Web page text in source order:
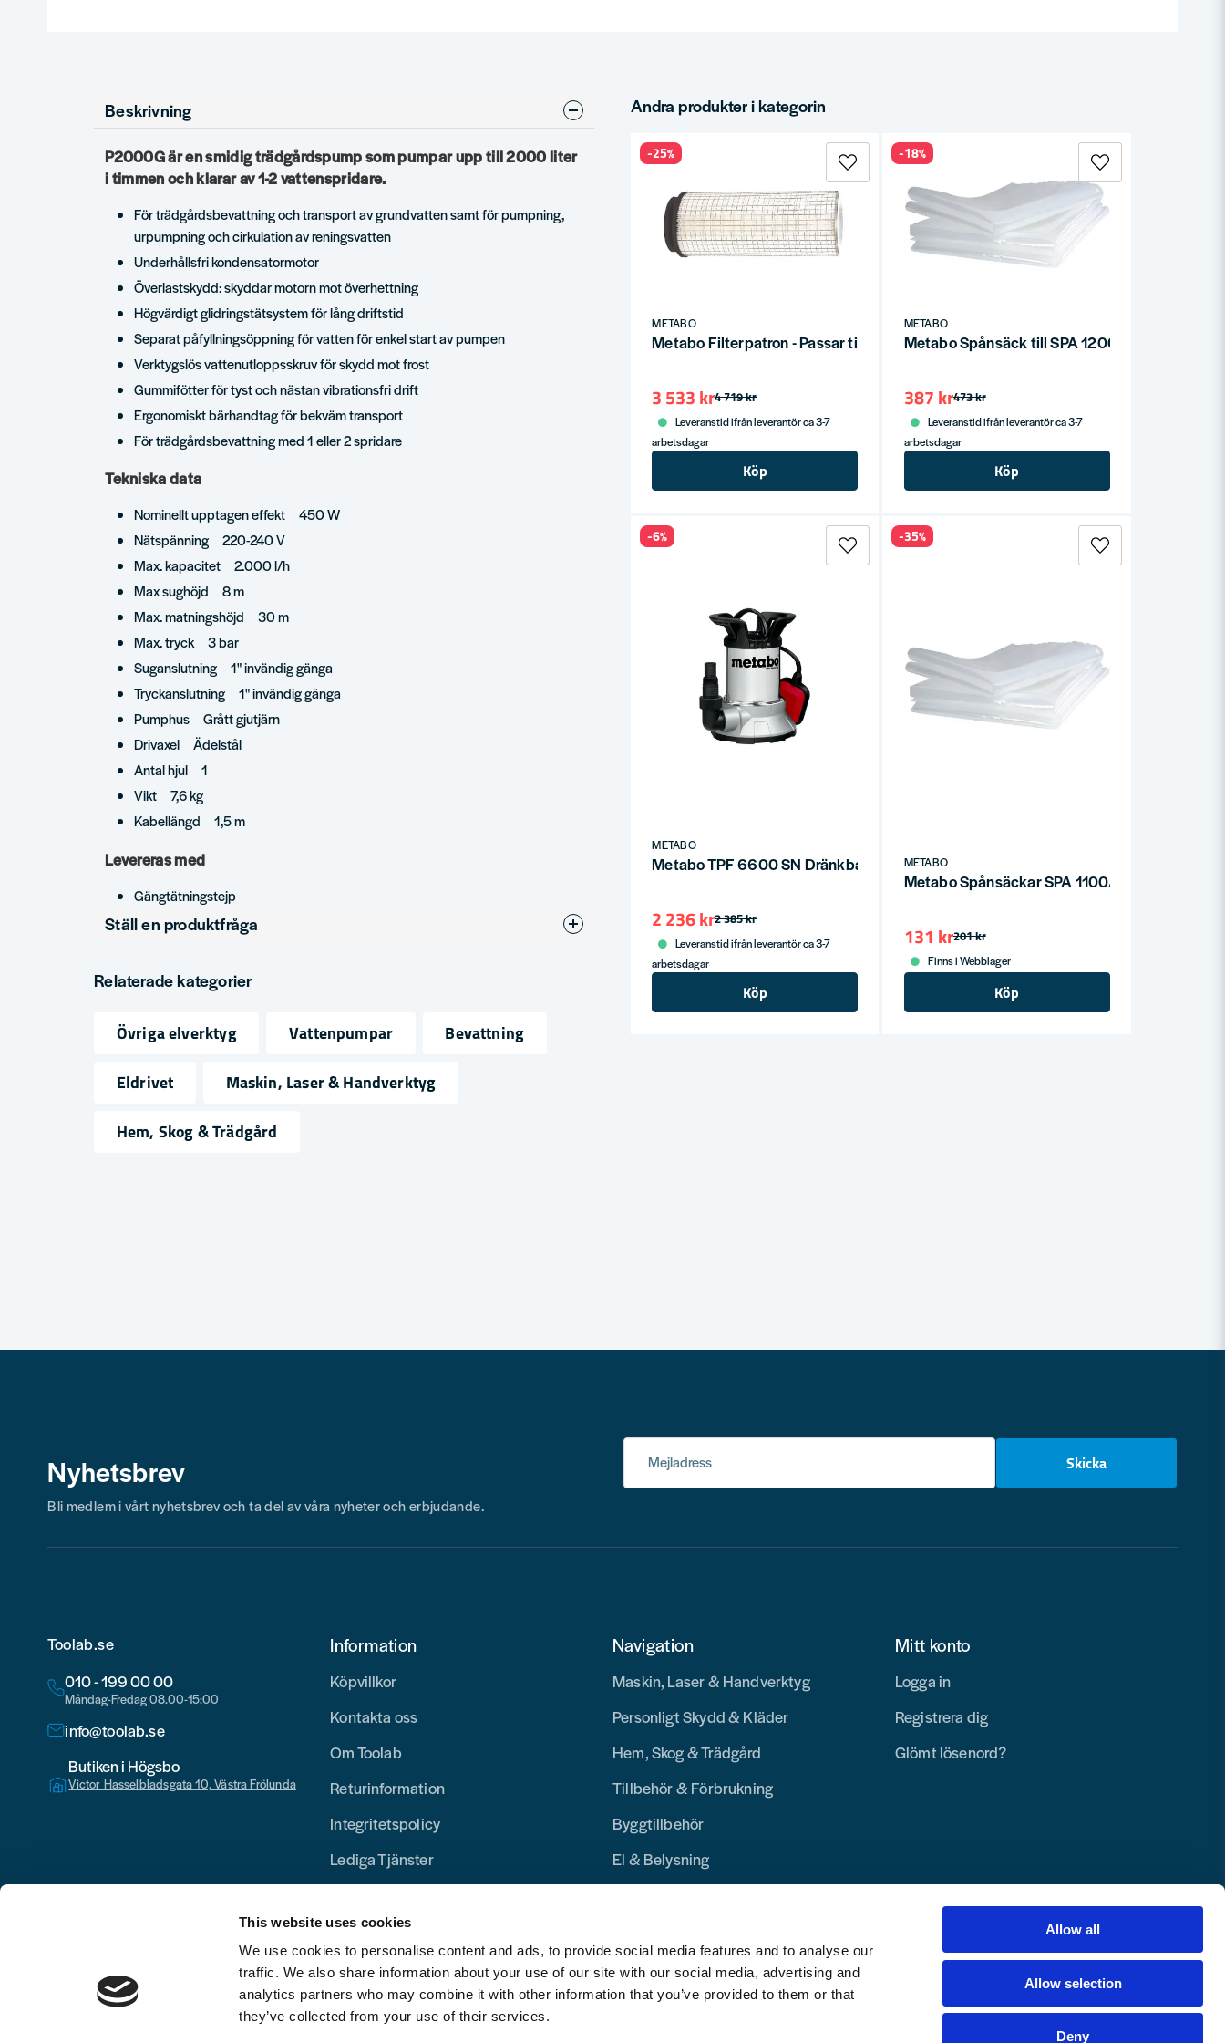
This website uses cookies
We use cookies to personalise content and ads, to provide social media features and to analyse our
traffic. We also share information about your use of our site with our social media, advertising and
analytics partners who may combine it with other information that you’ve provided to them or that
they’ve collected from your use of their services.
Allow all
Allow selection
Deny
Beskrivning
P2000G är en smidig trädgårdspump som pumpar upp till 2000 liter
i timmen och klarar av 1-2 vattenspridare.
För trädgårdsbevattning och transport av grundvatten samt för pumpning,
urpumpning och cirkulation av reningsvatten
Underhållsfri kondensatormotor
Överlastskydd: skyddar motorn mot överhettning
Högvärdigt glidringstätsystem för lång driftstid
Separat påfyllningsöppning för vatten för enkel start av pumpen
Verktygslös vattenutloppsskruv för skydd mot frost
Gummifötter för tyst och nästan vibrationsfri drift
Ergonomiskt bärhandtag för bekväm transport
För trädgårdsbevattning med 1 eller 2 spridare
Tekniska data
Nominellt upptagen effekt 450 W
Nätspänning 220-240 V
Max. kapacitet 2.000 l/h
Max sughöjd 8 m
Max. matningshöjd 30 m
Max. tryck 3 bar
Suganslutning 1" invändig gänga
Tryckanslutning 1" invändig gänga
Pumphus Grått gjutjärn
Drivaxel Ädelstål
Antal hjul 1
Vikt 7,6 kg
Kabellängd 1,5 m
Levereras med
Gängtätningstejp
Ställ en produktfråga
Fråga oss något om denna produkten...
Relaterade kategorier
Övriga elverktyg Vattenpumpar
Bevattning
Eldrivet
Maskin, Laser & Handverktyg
Hem, Skog & Trädgård
Andra produkter i kategorin
METABO
Metabo Filterpatron - Passar till SPA 1700 D / SPA 1701 W / SPA 1702 W / SPA 1200
4 719 kr
3 533 kr
Leveranstid ifrån leverantör ca 3-7
arbetsdagar
Köp
-25%
METABO
Metabo Spånsäck till SPA 1200 - SPA 1702
473 kr
387 kr
Leveranstid ifrån leverantör ca 3-7
arbetsdagar
Köp
-18%
METABO
Metabo TPF 6600 SN Dränkbar Pump 6600 l/h
2 385 kr
2 236 kr
Leveranstid ifrån leverantör ca 3-7
arbetsdagar
Köp
-6%
METABO
Metabo Spånsäckar SPA 1100/1101
201 kr
131 kr
Finns i Webblager
Köp
-35%
Nyhetsbrev Mejladress Skicka
Bli medlem i vårt nyhetsbrev och ta del av våra nyheter och erbjudande.
Toolab.se
010 - 199 00 00
Måndag-Fredag 08.00-15:00
info@toolab.se
Butiken i Högsbo
Victor Hasselbladsgata 10, Västra Frölunda
Information
Köpvillkor
Kontakta oss
Om Toolab
Returinformation
Integritetspolicy
Lediga Tjänster
Navigation
Maskin, Laser & Handverktyg
Personligt Skydd & Kläder
Hem, Skog & Trädgård
Tillbehör & Förbrukning
Byggtillbehör
El & Belysning
Mitt konto
Logga in
Registrera dig
Glömt lösenord?